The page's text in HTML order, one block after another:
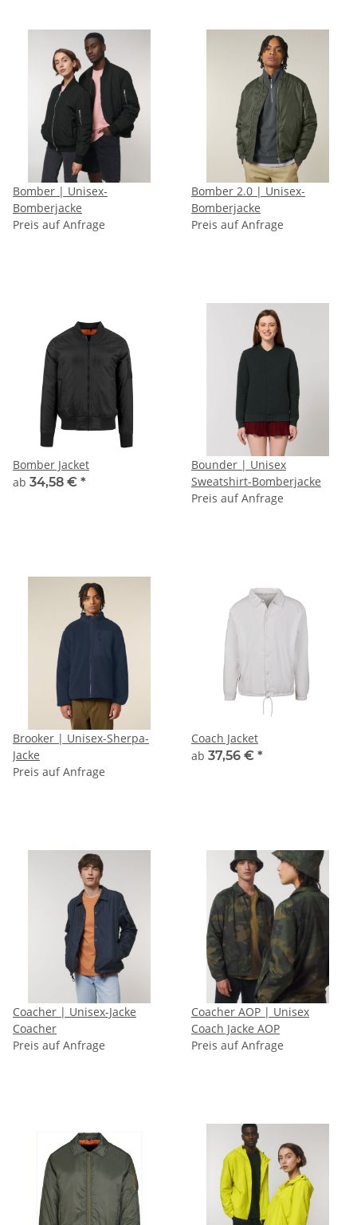
Bomber | Unisex-
Bomberjacke
Preis auf Anfrage
Bomber 2.0 | Unisex-
Bomberjacke
Preis auf Anfrage
Bomber Jacket
ab 34,58 € *
Bounder | Unisex
Sweatshirt-Bomberjacke
Preis auf Anfrage
Brooker | Unisex-Sherpa-
Jacke
Preis auf Anfrage
Coach Jacket
ab 37,56 € *
Coacher | Unisex-Jacke
Coacher
Preis auf Anfrage
Coacher AOP | Unisex
Coach Jacke AOP
Preis auf Anfrage